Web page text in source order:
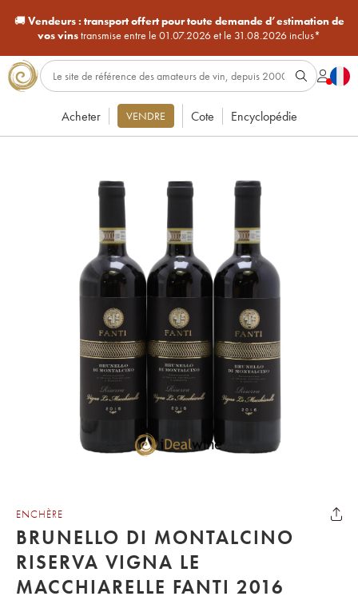
🚚Vendeurs : transport offert pour toute demande d’estimation de
vos vinstransmise entre le 01.07.2026 et le 31.08.2026 inclus*
Acheter VENDRE Cote Encyclopédie
ENCHÈRE
BRUNELLO DI MONTALCINO
RISERVA VIGNA LE
MACCHIARELLE FANTI 2016